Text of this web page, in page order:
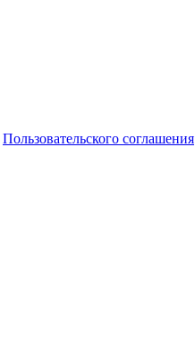
Пользовательского соглашения